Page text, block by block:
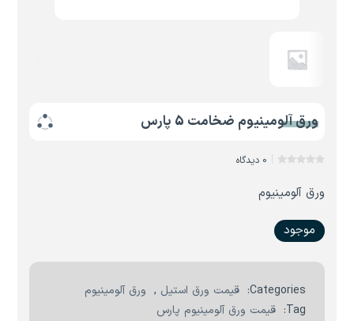
ورق آلومینیوم ضخامت 5 پارس
0 دیدگاه
ورق آلومینیوم
موجود
Categories: قیمت ورق استیل , ورق آلومینیوم
Tag:
قیمت ورق آلومینیوم پارس